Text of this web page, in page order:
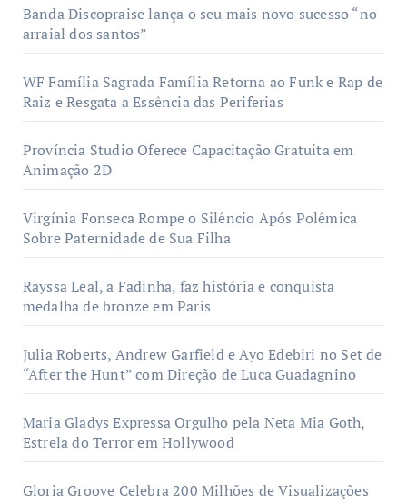
Banda Discopraise lança o seu mais novo sucesso “no
arraial dos santos”
WF Família Sagrada Família Retorna ao Funk e Rap de
Raiz e Resgata a Essência das Periferias
Província Studio Oferece Capacitação Gratuita em
Animação 2D
Virgínia Fonseca Rompe o Silêncio Após Polêmica
Sobre Paternidade de Sua Filha
Rayssa Leal, a Fadinha, faz história e conquista
medalha de bronze em Paris
Julia Roberts, Andrew Garfield e Ayo Edebiri no Set de
“After the Hunt” com Direção de Luca Guadagnino
Maria Gladys Expressa Orgulho pela Neta Mia Goth,
Estrela do Terror em Hollywood
Gloria Groove Celebra 200 Milhões de Visualizações